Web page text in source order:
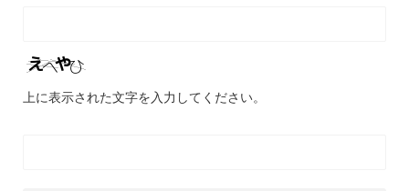
上に表示された文字を入力してください。